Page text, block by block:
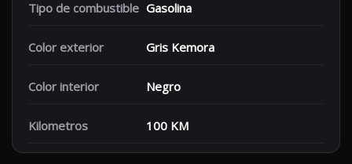
Tipo de combustible Gasolina
Color exterior Gris Kemora
Color interior Negro
Kilometros 100 KM